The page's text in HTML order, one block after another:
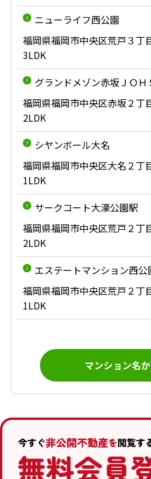
ニューライフ西公園
福岡県福岡市中央区荒戸３丁
3LDK
グランドメゾン赤坂ＪＯＨ
福岡県福岡市中央区赤坂２丁
2LDK
シヤンボール大名
福岡県福岡市中央区大名２丁
1LDK
サークコート大濠公園駅
福岡県福岡市中央区荒戸２丁
2LDK
エステートマンション西公
福岡県福岡市中央区荒戸２丁
1LDK
マンション名